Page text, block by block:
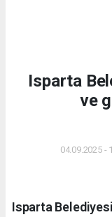
Isparta
ve
04.09.2025 -
Isparta